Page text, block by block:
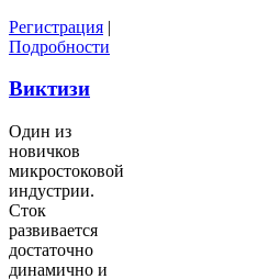
Регистрация |
Подробности
Виктизи
Один из
новичков
микростоковой
индустрии.
Сток
развивается
достаточно
динамично и